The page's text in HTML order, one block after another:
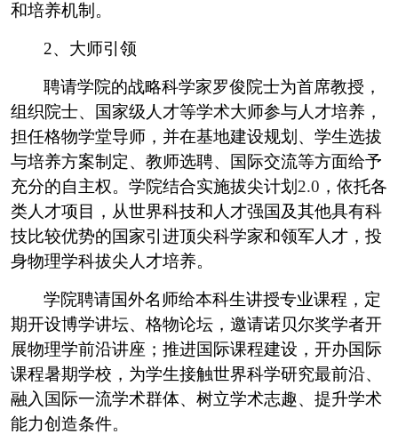
和培养机制。
2、大师引领
聘请学院的战略科学家罗俊院士为首席教授，
组织院士、国家级人才等学术大师参与人才培养，
担任格物学堂导师，并在基地建设规划、学生选拔
与培养方案制定、教师选聘、国际交流等方面给予
充分的自主权。学院结合实施拔尖计划 2.0 ，依托各
类人才项目，从世界科技和人才强国及其他具有科
技比较优势的国家引进顶尖科学家和领军人才，投
身物理学科拔尖人才培养。
学院聘请国外名师给本科生讲授专业课程，定
期开设博学讲坛、格物论坛，邀请诺贝尔奖学者开
展物理学前沿讲座；推进国际课程建设，开办国际
课程暑期学校，为学生接触世界科学研究最前沿、
融入国际一流学术群体、树立学术志趣、提升学术
能力创造条件。